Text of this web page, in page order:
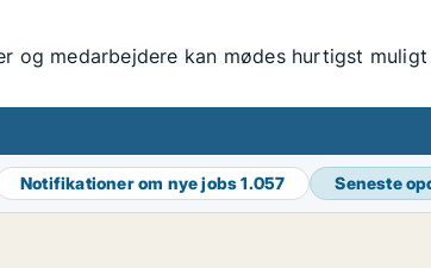
og medarbejdere kan mødes hurtigst
Notifikationer om nye jobs1.057 Seneste